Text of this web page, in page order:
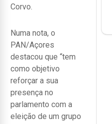
Corvo.
Numa nota, o
PAN/Açores
destacou que “tem
como objetivo
reforçar a sua
presença no
parlamento com a
eleição de um grupo